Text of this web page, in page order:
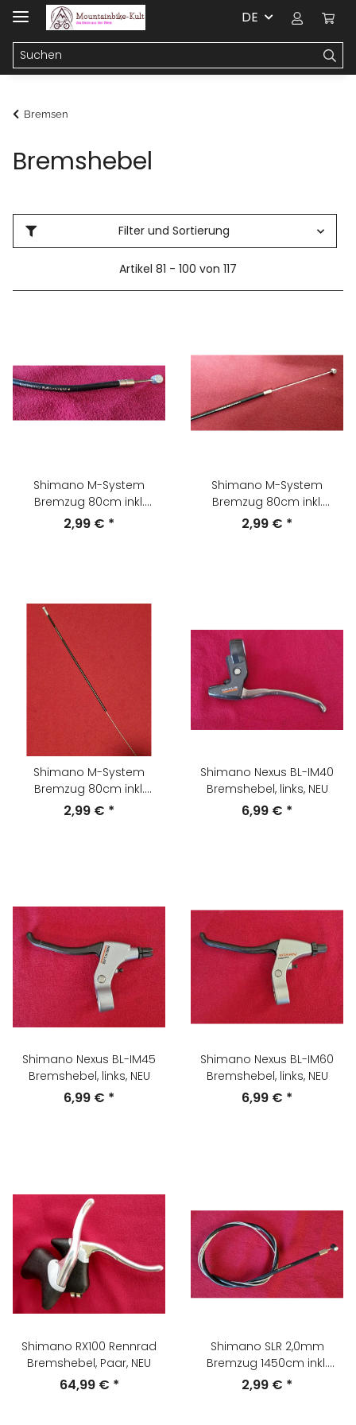
DE
Bremsen
Bremshebel
Filter und Sortierung
Artikel 81 - 100 von 117
Shimano M-System
Bremzug 80cm inkl.
Außenhülle 30cm, schwarz,
2,99 € *
Shimano M-System
Bremzug 80cm inkl.
Außenhülle 30cm, schwarz,
2,99 € *
Shimano M-System
Bremzug 80cm inkl.
Außenhülle 30cm, Version
2,99 € *
Shimano Nexus BL-IM40
Bremshebel, links, NEU
6,99 € *
Shimano Nexus BL-IM45
Bremshebel, links, NEU
6,99 € *
Shimano Nexus BL-IM60
Bremshebel, links, NEU
6,99 € *
Shimano RX100 Rennrad
Bremshebel, Paar, NEU
64,99 € *
Shimano SLR 2,0mm
Bremzug 1450cm inkl.
Außenhülle 56cm, schwarz,
2,99 € *